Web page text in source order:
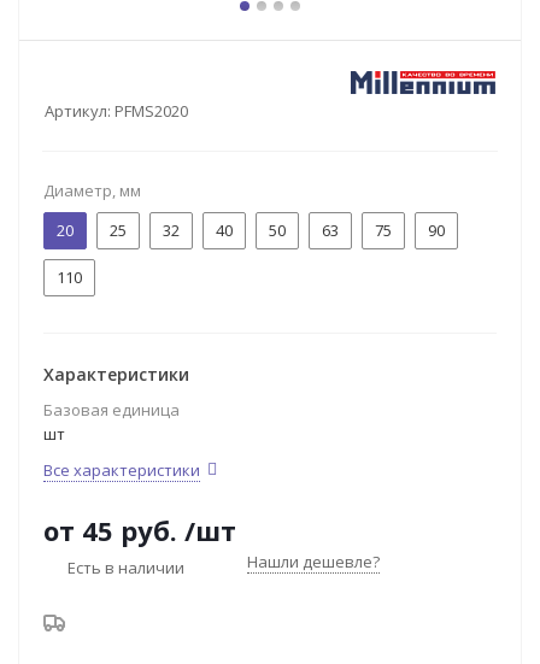
Артикул: PFMS2020
Диаметр, мм
20
25 32 40 50 63 75 90
110
Характеристики
Базовая единица
шт
Все характеристики
от 45 руб. /шт
Есть в наличии Нашли дешевле?